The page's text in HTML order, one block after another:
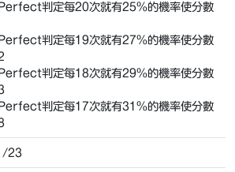
判定每20次就有25%的機率使分數
判定每19次就有27%的機率使分數
判定每18次就有29%的機率使分數
判定每17次就有31%的機率使分數
23